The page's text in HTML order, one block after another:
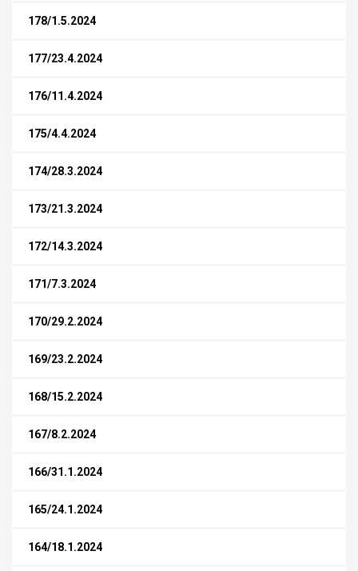
178/1.5.2024
177/23.4.2024
176/11.4.2024
175/4.4.2024
174/28.3.2024
173/21.3.2024
172/14.3.2024
171/7.3.2024
170/29.2.2024
169/23.2.2024
168/15.2.2024
167/8.2.2024
166/31.1.2024
165/24.1.2024
164/18.1.2024